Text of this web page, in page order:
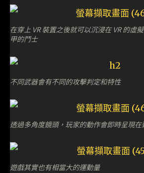
在穿上 VR 裝置之後就可以沉浸在 VR 的虛
甲的鬥士
不同武器會有不同的攻擊判定和特性
透過多角度鏡頭，玩家的動作會即時呈現在
遊戲其實也有相當大的運動量